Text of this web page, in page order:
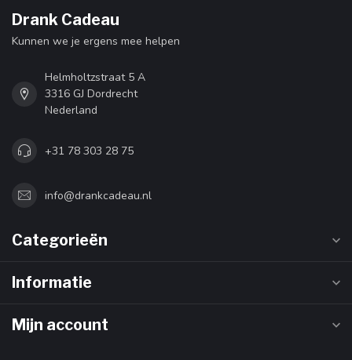
Drank Cadeau
Kunnen we je ergens mee helpen
Helmholtzstraat 5 A
3316 GJ Dordrecht
Nederland
+31 78 303 28 75
info@drankcadeau.nl
Categorieën
Informatie
Mijn account